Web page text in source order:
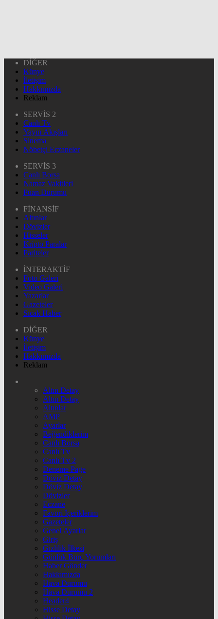
DİĞER
Künye
İletişim
Hakkımızda
Reklam
SERVİS 2
Canlı Tv
Yayın Akışları
Sinema
Nöbetçi Eczaneler
SERVİS 3
Canlı Borsa
Namaz Vakitleri
Puan Durumu
FİNANSİF
Altınlar
Dövizler
Hisseler
Kripto Paralar
Pariteler
İNTERAKTİF
Foto Galeri
Video Galeri
Yazarlar
Gazeteler
Sıcak Haber
DİĞER
Künye
İletişim
Hakkımızda
Reklam
Altın Detay
Altın Detay
Altınlar
AMP
Ayarlar
Beğendiklerim
Canlı Borsa
Canlı Tv
Canlı Tv 2
Deneme Page
Döviz Detay
Döviz Detay
Dövizler
Eczane
Favori İçeriklerim
Gazeteler
Genel Ayarlar
Giriş
Gizlilik İlkesi
Günlük Burç Yorumları
Haber Gönder
Hakkımızda
Hava Durumu
Hava Durumu 2
Header4
Hisse Detay